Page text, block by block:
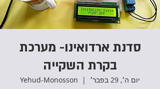
סדנת ארדואינו- מערכת
בקרת השקייה
יום ה׳, 29 בפבר׳
  |
Yehud-Monosson